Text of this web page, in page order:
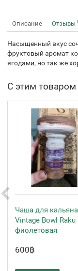
Описание Отзывы
Насыщенный вкус
фруктовый аромат
ягодами, но так же
С этим товаром
Чаша для кальяна
Vintage Bowl Raku
фиолетовая
600฿